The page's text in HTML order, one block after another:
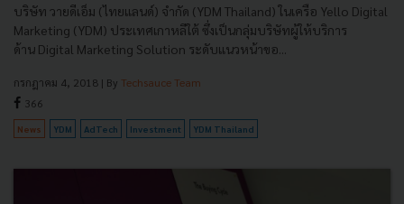
บริษัท วายดีเอ็ม (ไทยแลนด์) จำกัด (YDM Thailand) ในเครือ Yello Digital
Marketing (YDM) ประเทศเกาหลีใต้ ซึ่งเป็นกลุ่มบริษัทผู้ให้บริการ
ด้าน Digital Marketing Solution ระดับแนวหน้าขอ...
กรกฎาคม 4, 2018 | By Techsauce Team
366
News YDM AdTech Investment YDM Thailand